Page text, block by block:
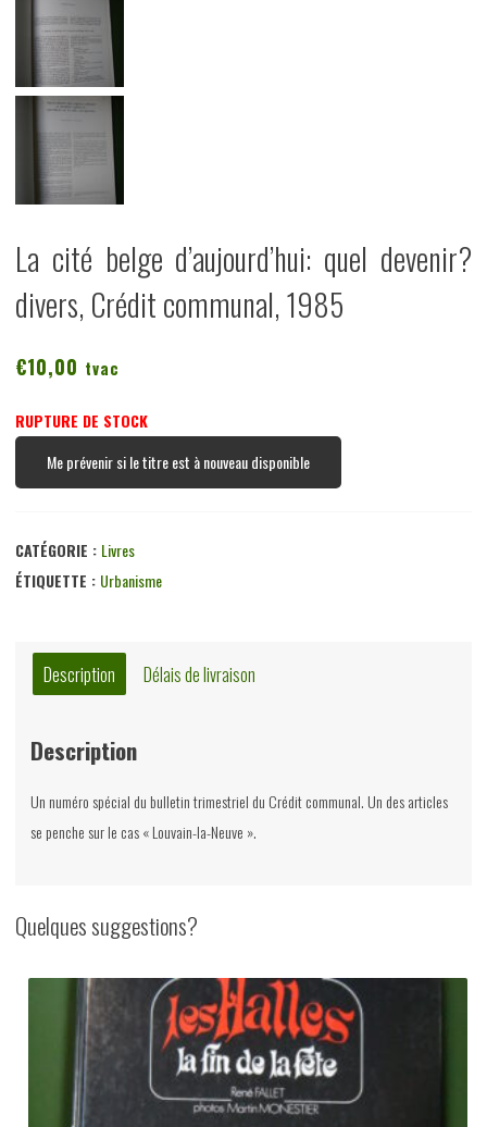
La cité belge d’aujourd’hui: quel devenir?
divers, Crédit communal, 1985
€10,00 tvac
RUPTURE DE STOCK
Me prévenir si le titre est à nouveau disponible
CATÉGORIE : Livres
ÉTIQUETTE : Urbanisme
Description Délais de livraison
Description
Un numéro spécial du bulletin trimestriel du Crédit communal. Un des articles
se penche sur le cas « Louvain-la-Neuve ».
Quelques suggestions?